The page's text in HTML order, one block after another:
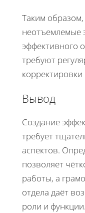
Таким
неотъемлемые
эффективного
требуют
Вывод
Создание
требует
аспектов.
позволяет
работы, а
отдела даёт
роли и